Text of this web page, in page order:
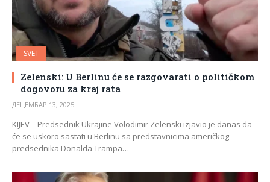
SVET
Zelenski: U Berlinu će se razgovarati o političkom
dogovoru za kraj rata
ДЕЦЕМБАР 13, 2025
KIJEV – Predsednik Ukrajine Volodimir Zelenski izjavio je danas da
će se uskoro sastati u Berlinu sa predstavnicima američkog
predsednika Donalda Trampa…